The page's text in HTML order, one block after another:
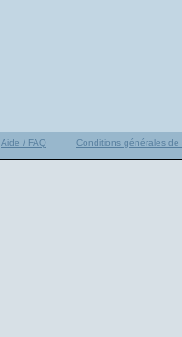
Aide / FAQ Conditions générales de